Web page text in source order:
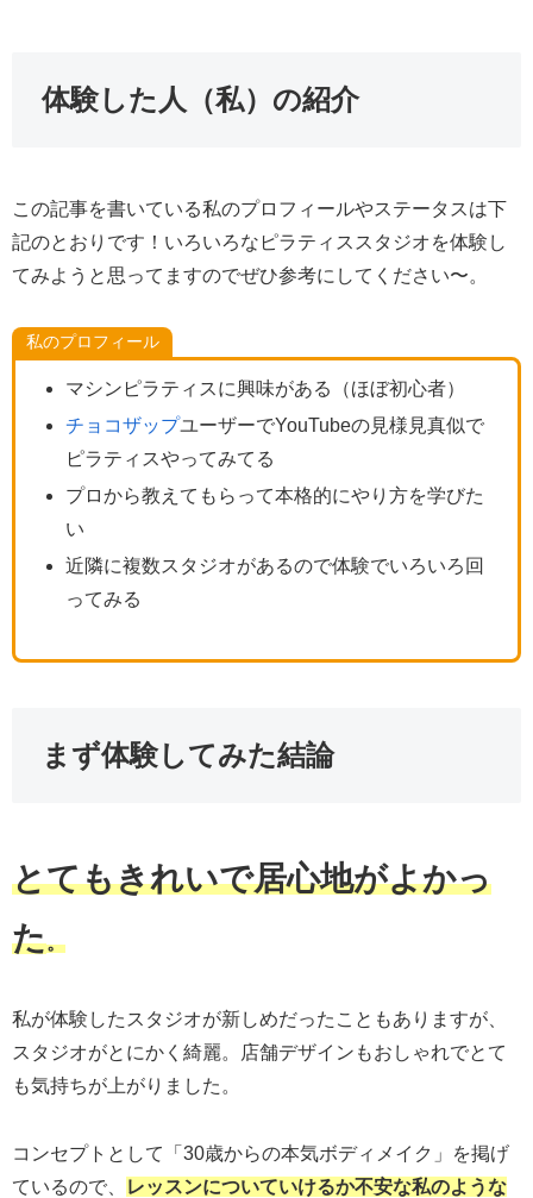
体験した人（私）の紹介
この記事を書いている私のプロフィールやステータスは下
記のとおりです！いろいろなピラティススタジオを体験し
てみようと思ってますのでぜひ参考にしてください〜。
私のプロフィール
マシンピラティスに興味がある（ほぼ初心者）
チョコザップユーザーでYouTubeの見様見真似で
ピラティスやってみてる
プロから教えてもらって本格的にやり方を学びた
い
近隣に複数スタジオがあるので体験でいろいろ回
ってみる
まず体験してみた結論
とてもきれいで居心地がよかっ
た。
私が体験したスタジオが新しめだったこともありますが、
スタジオがとにかく綺麗。店舗デザインもおしゃれでとて
も気持ちが上がりました。
コンセプトとして「30歳からの本気ボディメイク」を掲げ
ているので、
レッスンについていけるか不安な私のような